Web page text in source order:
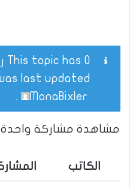
last updated
MonaBixler
.
مشاهدة مشاركة واحدة
الكاتب